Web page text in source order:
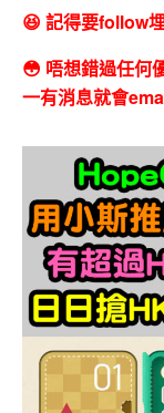
😆 記得要follow
😳 唔想錯過任何
一有消息就會